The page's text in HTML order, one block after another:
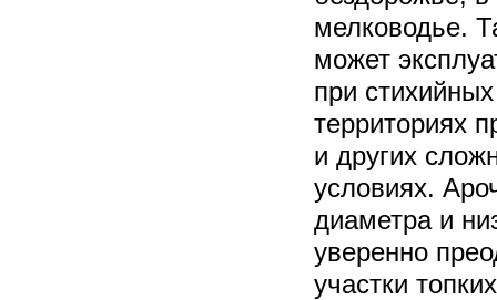
мелководье.
может
при
территориях
и других
условиях.
диаметра и
уверенно
участки